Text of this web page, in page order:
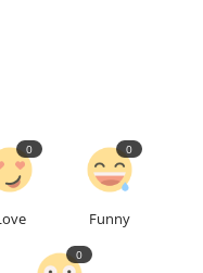
0
Funny
0
0